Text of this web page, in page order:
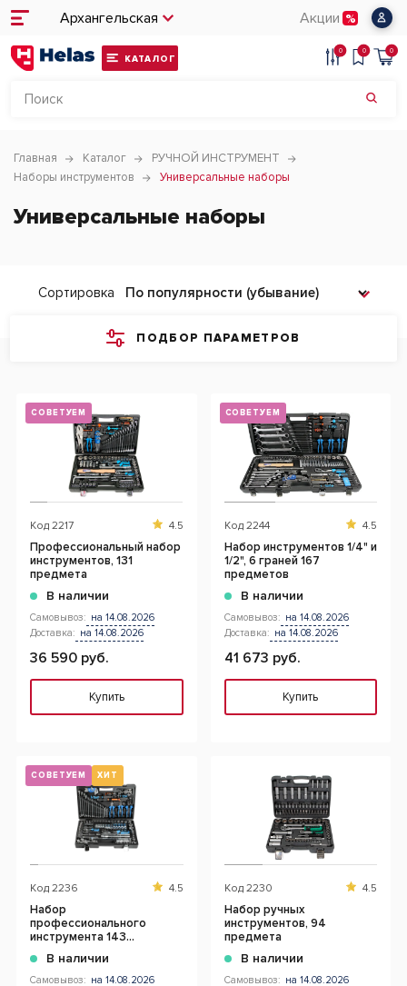
Архангельская Акции
КАТАЛОГ
0 0 0
Главная Каталог
РУЧНОЙ ИНСТРУМЕНТ
Наборы инструментов
Универсальные наборы
Универсальные наборы
ПОДБОР ПАРАМЕТРОВ
Сортировка
СОВЕТУЕМ
Код 2217 4.5
Профессиональный набор
инструментов, 131
предмета
В наличии
Самовывоз: на 14.08.2026
Доставка: на 14.08.2026
36 590 руб.
Купить
СОВЕТУЕМ
Код 2244 4.5
Набор инструментов 1/4" и
1/2", 6 граней 167
предметов
В наличии
Самовывоз: на 14.08.2026
Доставка: на 14.08.2026
41 673 руб.
Купить
СОВЕТУЕМ ХИТ
Код 2236 4.5
Набор
профессионального
инструмента 143
В наличии
Самовывоз: на 14.08.2026
Код 2230 4.5
Набор ручных
инструментов, 94
предмета
В наличии
Самовывоз: на 14.08.2026